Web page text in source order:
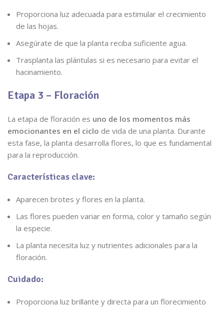
Proporciona luz adecuada para estimular el crecimiento
de las hojas.
Asegúrate de que la planta reciba suficiente agua.
Trasplanta las plántulas si es necesario para evitar el
hacinamiento.
Etapa 3 – Floración
La etapa de floración es uno de los momentos más
emocionantes en el ciclo de vida de una planta. Durante
esta fase, la planta desarrolla flores, lo que es fundamental
para la reproducción.
Características clave:
Aparecen brotes y flores en la planta.
Las flores pueden variar en forma, color y tamaño según
la especie.
La planta necesita luz y nutrientes adicionales para la
floración.
Cuidado:
Proporciona luz brillante y directa para un florecimiento